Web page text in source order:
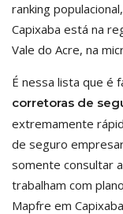
ranking
Capixaba está na
Vale do Acre, na
É nessa lista que é
corretoras de
extremamente
de seguro
somente consultar
trabalham com
Mapfre em